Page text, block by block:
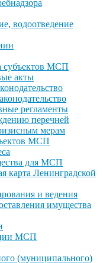
водоотведение
субъектов МСП
акты
регламенты
перечней
мерам
МСП
для МСП
карта Ленинградской
и ведения
имущества
МСП
(муниципального)